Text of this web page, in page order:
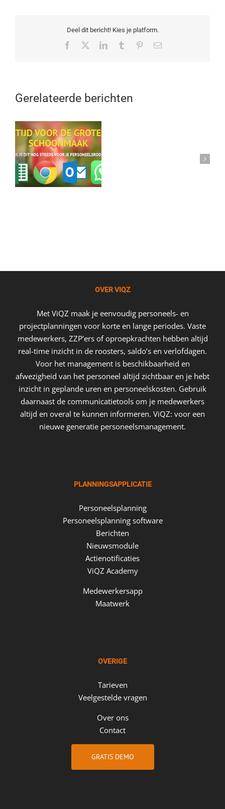
Deel dit bericht! Kies je platform.
Facebook LinkedInTumblr Pinterest
E-
Gerelateerde berichten
OVER VIQZ
Met ViQZ maak je eenvoudig personeels- en
projectplanningen voor korte en lange periodes. Vaste
medewerkers, ZZP’ers of oproepkrachten hebben altijd
real-time inzicht in de roosters, saldo’s en verlofdagen.
Voor het management is beschikbaarheid en
afwezigheid van het personeel altijd zichtbaar en je hebt
inzicht in geplande uren en personeelskosten. Gebruik
daarnaast de communicatietools om je medewerkers
altijd en overal te kunnen informeren. ViQZ: voor een
nieuwe generatie personeelsmanagement.
PLANNINGSAPPLICATIE
Personeelsplanning
Personeelsplanning software
Berichten
Nieuwsmodule
Actienotificaties
ViQZ Academy
Medewerkersapp
Maatwerk
OVERIGE
Tarieven
Veelgestelde vragen
Over ons
Contact
GRATIS DEMO